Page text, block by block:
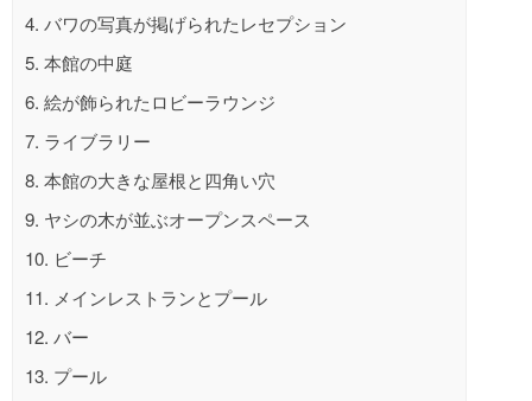
4. バワの写真が掲げられたレセプション
5. 本館の中庭
6. 絵が飾られたロビーラウンジ
7. ライブラリー
8. 本館の大きな屋根と四角い穴
9. ヤシの木が並ぶオープンスペース
10. ビーチ
11. メインレストランとプール
12. バー
13. プール